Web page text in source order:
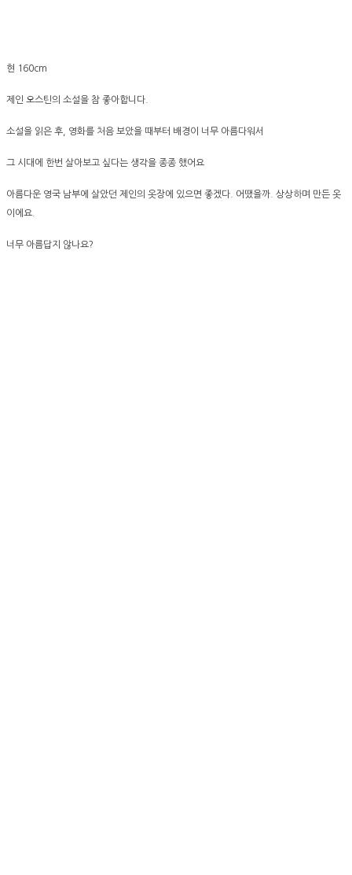
현 160cm
제인 오스틴의 소설을 참 좋아합니다.
소설을 읽은 후, 영화를 처음 보았을 때부터 배경이 너무 아름다워서
그 시대에 한번 살아보고 싶다는 생각을 종종 했어요
아름다운 영국 남부에 살았던 제인의 옷장에 있으면 좋겠다. 어땠을까. 상상하며 만든 옷
이에요.
너무 아름답지 않나요?